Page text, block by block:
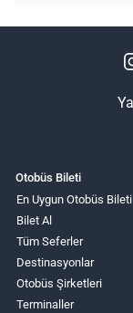
Otobüs Bileti
En Uygun Otobüs Bileti
Bilet Al
Tüm Seferler
Destinasyonlar
Otobüs Şirketleri
Terminaller